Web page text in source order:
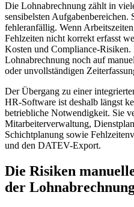
Die Lohnabrechnung zählt in
sensibelsten
fehleranfällig. Wenn
Fehlzeiten nicht korrekt erfasst
Kosten und Compliance-Risiken.
Lohnabrechnung noch auf
oder unvollständigen
Der Übergang zu einer
HR-Software ist deshalb längst
betriebliche Notwendigkeit. Sie
Mitarbeiterverwaltung,
Schichtplanung sowie
und den DATEV-Export.
Die Risiken
der